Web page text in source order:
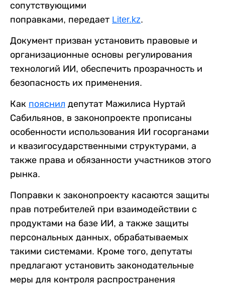
сопутствующими
поправками, передает Liter.kz.
Документ призван установить правовые и
организационные основы регулирования
технологий ИИ, обеспечить прозрачность и
безопасность их применения.
Как пояснил депутат Мажилиса Нуртай
Сабильянов, в законопроекте прописаны
особенности использования ИИ госорганами
и квазигосударственными структурами, а
также права и обязанности участников этого
рынка.
Поправки к законопроекту касаются защиты
прав потребителей при взаимодействии с
продуктами на базе ИИ, а также защиты
персональных данных, обрабатываемых
такими системами. Кроме того, депутаты
предлагают установить законодательные
меры для контроля распространения